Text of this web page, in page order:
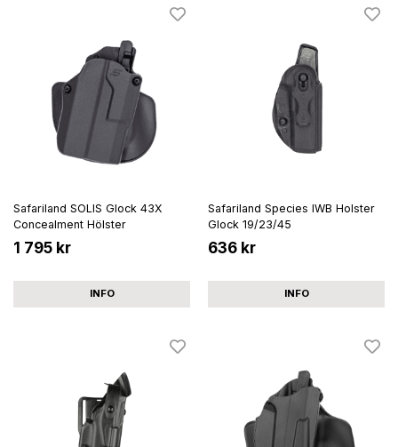
Safariland SOLIS Glock 43X
Concealment Hölster
1 795 kr
INFO
Safariland Species IWB Holster
Glock 19/23/45
636 kr
INFO